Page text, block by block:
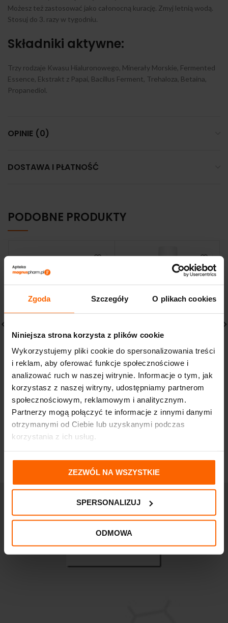
Zgoda Szczegóły O plikach cookies
Niniejsza strona korzysta z plików cookie
Wykorzystujemy pliki cookie do spersonalizowania treści
i reklam, aby oferować funkcje społecznościowe i
analizować ruch w naszej witrynie. Informacje o tym, jak
korzystasz z naszej witryny, udostępniamy partnerom
społecznościowym, reklamowym i analitycznym.
Partnerzy mogą połączyć te informacje z innymi danymi
otrzymanymi od Ciebie lub uzyskanymi podczas
korzystania z ich usług.
ZEZWÓL NA WSZYSTKIE
SPERSONALIZUJ
ODMOWA
Możesz też zastosować jako całonocną kurację. Zmyj letnią wodą.
Stosuj do 3. razy w tygodniu.
Składniki aktywne:
Trzy rodzaje Kwasu Hialuronowego, Minerały Morskie, Fermented
Essence, Ekstrakt z Papai, Bacillus Ferment, Trehaloza, Betaina,
Propanediol.
OPINIE (0)
DOSTAWA I PŁATNOŚĆ
PODOBNE PRODUKTY
Ujędrniający Krem na
Dzień Przywracający
Gęstość 50 ml skóra
normalna i mieszana
173,70
Peel delikatny peeling
dermatologiczny 40ml
104,50 zł